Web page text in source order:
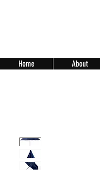
Home About